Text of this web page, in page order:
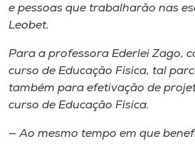
e pessoas que trabalharão nas
Leobet.
​Para a professora Ederlei Zago​,
curso de Educação Física,​ tal
também para efetivação de
curso de Educação Física.
— Ao mesmo tempo em que